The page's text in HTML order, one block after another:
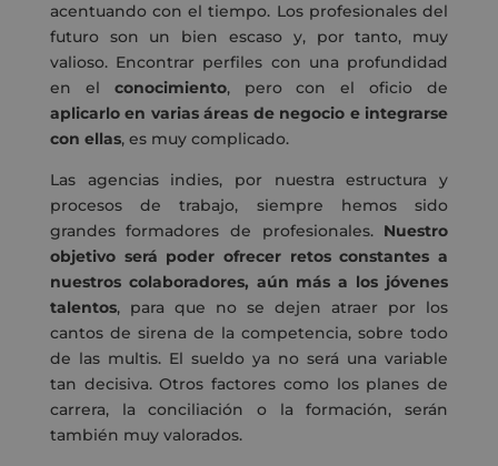
acentuando con el tiempo. Los profesionales del
futuro son un bien escaso y, por tanto, muy
valioso. Encontrar perfiles con una profundidad
en el conocimiento, pero con el oficio de
aplicarlo en varias áreas de negocio e integrarse
con ellas, es muy complicado.
Las agencias indies, por nuestra estructura y
procesos de trabajo, siempre hemos sido
grandes formadores de profesionales. Nuestro
objetivo será poder ofrecer retos constantes a
nuestros colaboradores, aún más a los jóvenes
talentos, para que no se dejen atraer por los
cantos de sirena de la competencia, sobre todo
de las multis. El sueldo ya no será una variable
tan decisiva. Otros factores como los planes de
carrera, la conciliación o la formación, serán
también muy valorados.